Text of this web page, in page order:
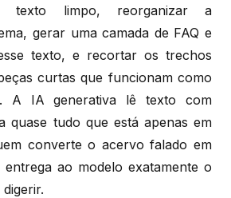
texto limpo, reorganizar a
gerar uma camada de FAQ e
texto, e recortar os trechos
curtas que funcionam como
A IA generativa lê texto com
quase tudo que está apenas em
converte o acervo falado em
ao modelo exatamente o